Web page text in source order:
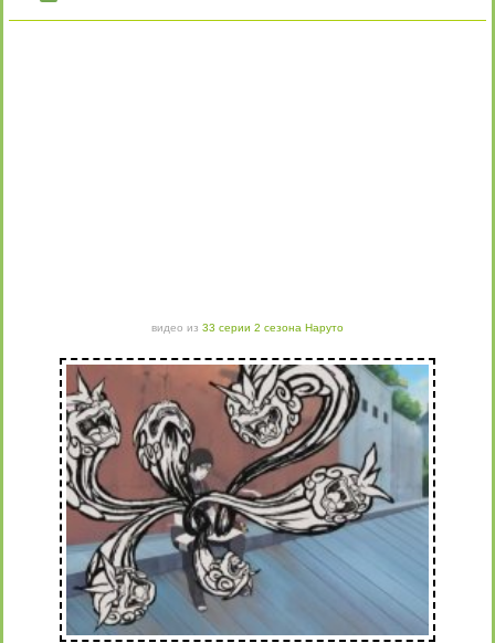
видео из 33 серии 2 сезона Наруто